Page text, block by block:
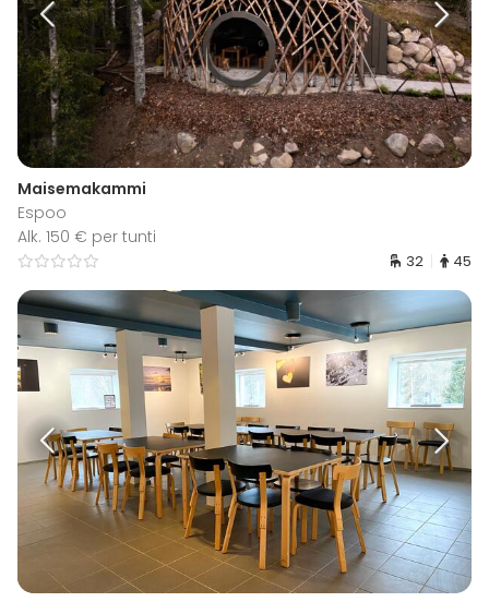
Maisemakammi
Espoo
Alk. 150 € per tunti
32 45